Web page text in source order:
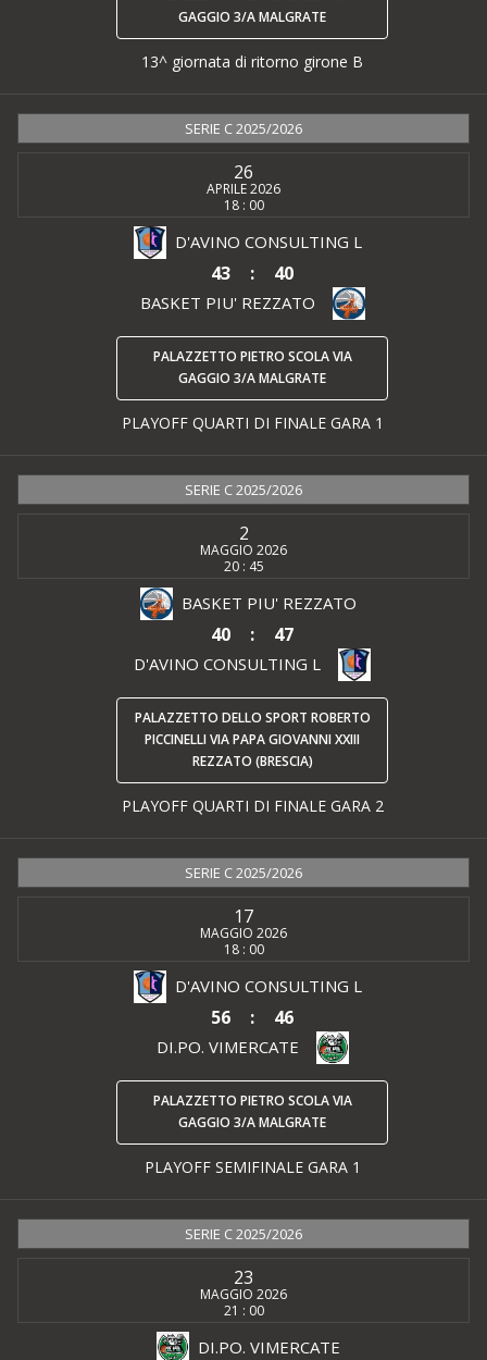
GAGGIO 3/A MALGRATE
13^ giornata di ritorno girone B
SERIE C 2025/2026
26
APRILE 2026
18 : 00
D'AVINO CONSULTING L
43 : 40
BASKET PIU' REZZATO
PALAZZETTO PIETRO SCOLA VIA
GAGGIO 3/A MALGRATE
PLAYOFF QUARTI DI FINALE GARA 1
SERIE C 2025/2026
2
MAGGIO 2026
20 : 45
BASKET PIU' REZZATO
40 : 47
D'AVINO CONSULTING L
PALAZZETTO DELLO SPORT ROBERTO
PICCINELLI VIA PAPA GIOVANNI XXIII
REZZATO (BRESCIA)
PLAYOFF QUARTI DI FINALE GARA 2
SERIE C 2025/2026
17
MAGGIO 2026
18 : 00
D'AVINO CONSULTING L
56 : 46
DI.PO. VIMERCATE
PALAZZETTO PIETRO SCOLA VIA
GAGGIO 3/A MALGRATE
PLAYOFF SEMIFINALE GARA 1
SERIE C 2025/2026
23
MAGGIO 2026
21 : 00
DI.PO. VIMERCATE